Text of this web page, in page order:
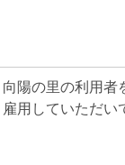
向陽の里の利用者
雇用していただい